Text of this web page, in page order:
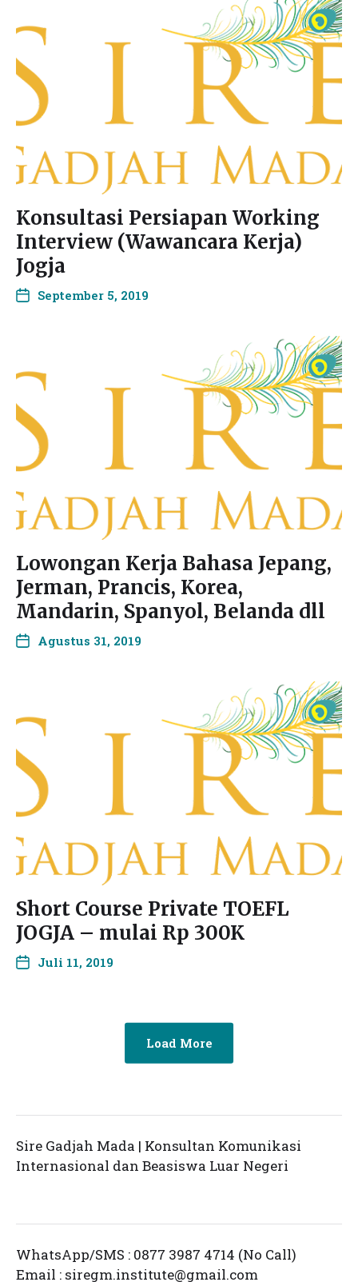
Konsultasi Persiapan Working
Interview (Wawancara Kerja)
Jogja
September 5, 2019
Lowongan Kerja Bahasa Jepang,
Jerman, Prancis, Korea,
Mandarin, Spanyol, Belanda dll
Agustus 31, 2019
Short Course Private TOEFL
JOGJA – mulai Rp 300K
Juli 11, 2019
Load More
Sire Gadjah Mada | Konsultan Komunikasi
Internasional dan Beasiswa Luar Negeri
WhatsApp/SMS : 0877 3987 4714 (No Call)
Email : siregm.institute@gmail.com